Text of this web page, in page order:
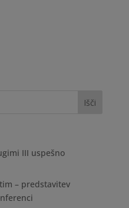
III uspešno
– predstavitev